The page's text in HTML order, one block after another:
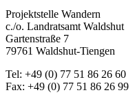
Projektstelle Wandern
c./o. Landratsamt Waldshut
Gartenstraße 7
79761 Waldshut-Tiengen
Tel: +49 (0) 77 51 86 26 60
Fax: +49 (0) 77 51 86 26 99